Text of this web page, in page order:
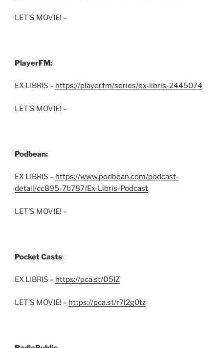
LET’S MOVIE! –
PlayerFM:
EX LIBRIS – https://player.fm/series/ex-libris-2445074
LET’S MOVIE! –
Podbean:
EX LIBRIS – https://www.podbean.com/podcast-
detail/cc895-7b787/Ex-Libris-Podcast
LET’S MOVIE! –
Pocket Casts:
EX LIBRIS – https://pca.st/D5IZ
LET’S MOVIE! – https://pca.st/r7l2g0tz